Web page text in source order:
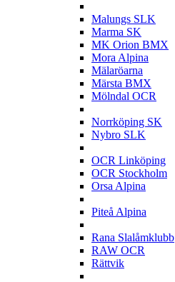
Malungs SLK
Marma SK
MK Orion BMX
Mora Alpina
Mälaröarna
Märsta BMX
Mölndal OCR
Norrköping SK
Nybro SLK
OCR Linköping
OCR Stockholm
Orsa Alpina
Piteå Alpina
Rana Slalåmklubb
RAW OCR
Rättvik